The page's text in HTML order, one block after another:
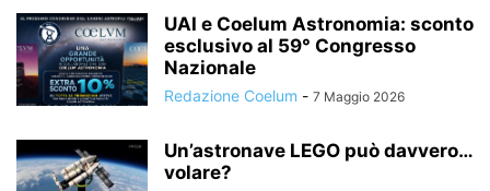
UAI e Coelum Astronomia: sconto
esclusivo al 59° Congresso
Nazionale
Redazione Coelum - 7 Maggio 2026
Un’astronave LEGO può davvero…
volare?